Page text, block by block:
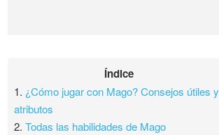
Índice
1. ¿Cómo jugar con Mago? Consejos útiles y
atributos
2.Todas las habilidades de Mago